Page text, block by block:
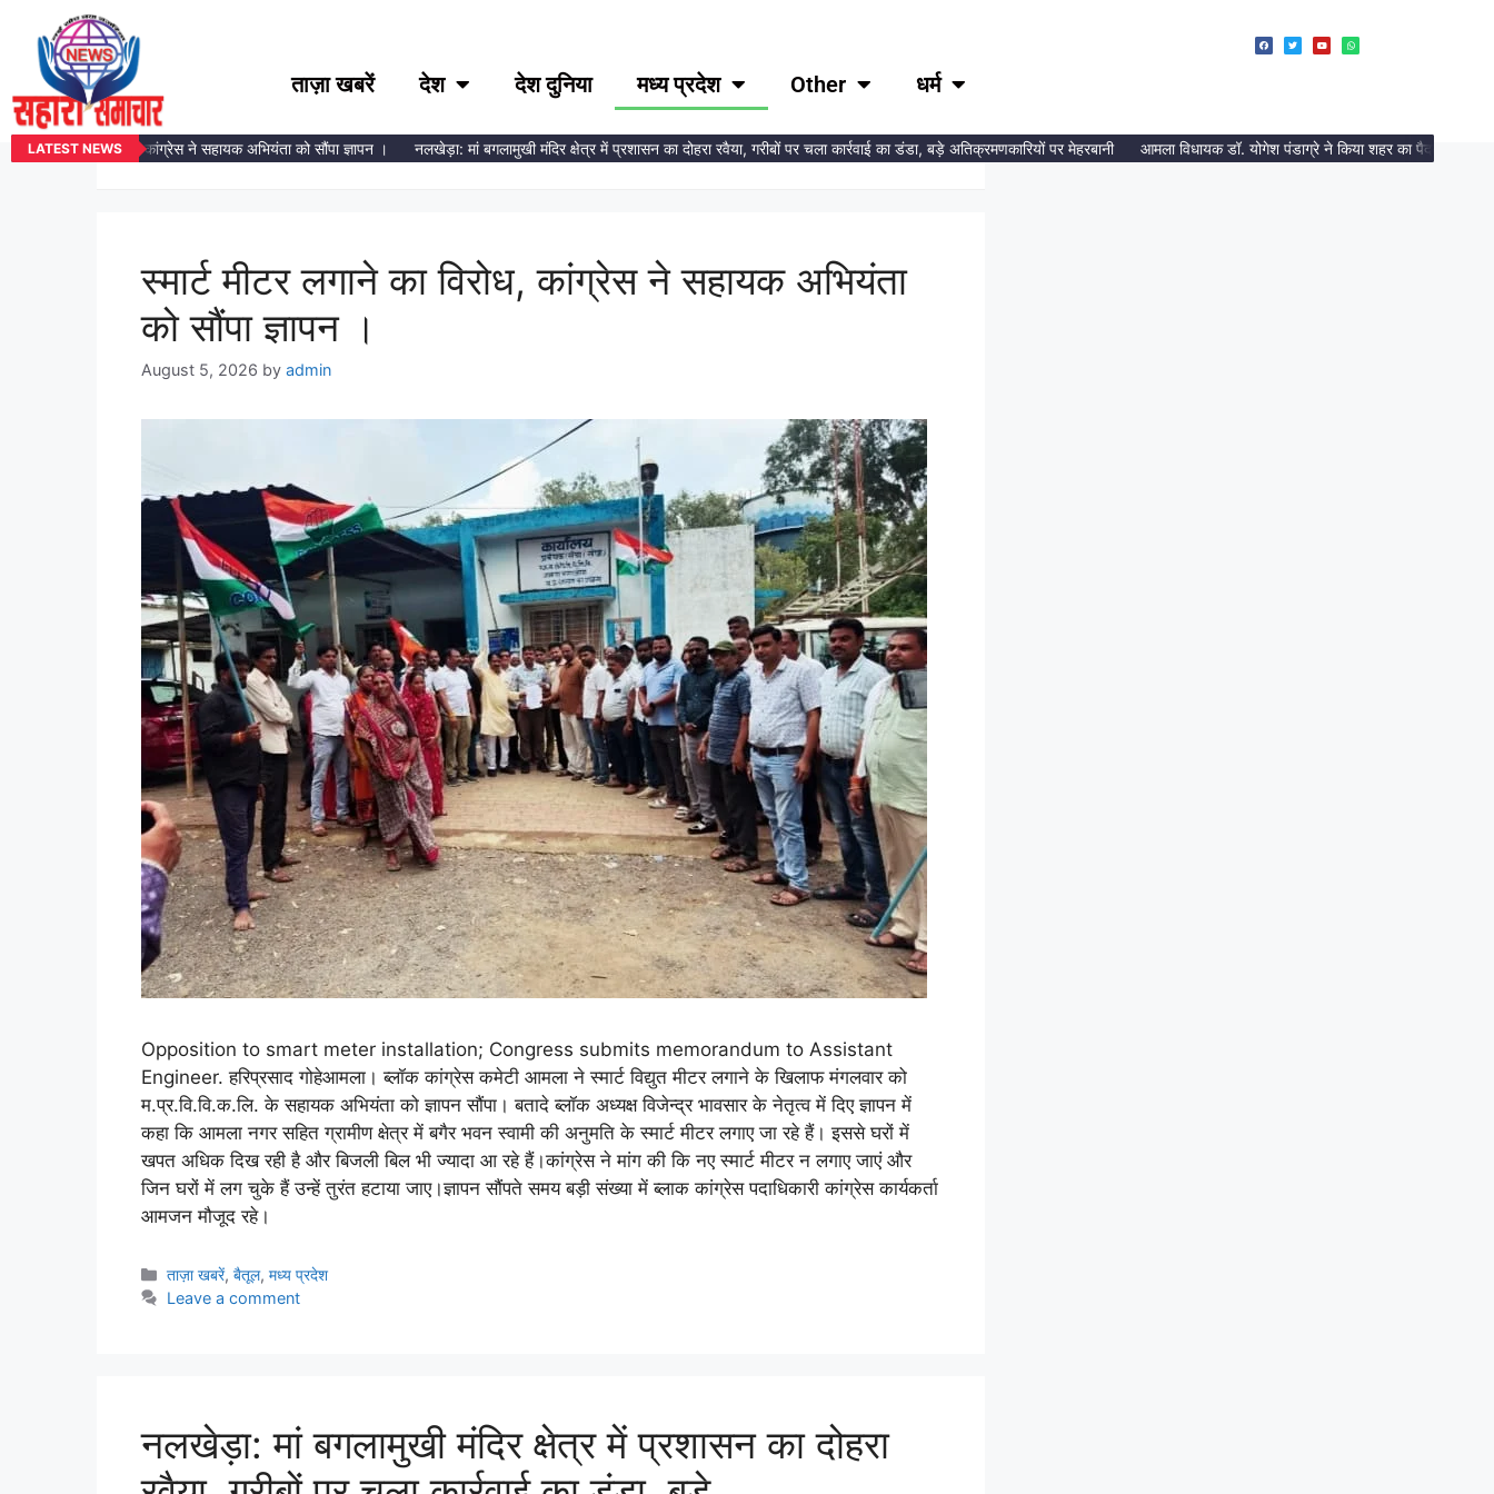
ताज़ा खबरें देश देश दुनिया मध्य प्रदेश Other धर्म
LATEST NEWS
लगाने का विरोध, कांग्रेस ने सहायक अभियंता को सौंपा ज्ञापन । नलखेड़ा: मां बगलामुखी मंदिर क्षेत्र में प्रशासन का दोहरा रवैया, गरीबों पर चला कार्रवाई का डंडा, बड़े अतिक्रमणकारियों पर मेहरबानी आमला विधायक डॉ. योगेश पंडाग्रे ने किया शहर का पैदल भ्रमण, निर्माण
मध्य प्रदेश
स्मार्ट मीटर लगाने का विरोध, कांग्रेस ने सहायक अभियंता
को सौंपा ज्ञापन ।
August 5, 2026 by admin
Opposition to smart meter installation; Congress submits memorandum to Assistant
Engineer. हरिप्रसाद गोहेआमला। ब्लॉक कांग्रेस कमेटी आमला ने स्मार्ट विद्युत मीटर लगाने के खिलाफ मंगलवार को
म.प्र.वि.वि.क.लि. के सहायक अभियंता को ज्ञापन सौंपा। बतादे ब्लॉक अध्यक्ष विजेन्द्र भावसार के नेतृत्व में दिए ज्ञापन में
कहा कि आमला नगर सहित ग्रामीण क्षेत्र में बगैर भवन स्वामी की अनुमति के स्मार्ट मीटर लगाए जा रहे हैं। इससे घरों में
खपत अधिक दिख रही है और बिजली बिल भी ज्यादा आ रहे हैं।कांग्रेस ने मांग की कि नए स्मार्ट मीटर न लगाए जाएं और
जिन घरों में लग चुके हैं उन्हें तुरंत हटाया जाए।ज्ञापन सौंपते समय बड़ी संख्या में ब्लाक कांग्रेस पदाधिकारी कांग्रेस कार्यकर्ता
आमजन मौजूद रहे।
ताज़ा खबरें,बैतूल,मध्य प्रदेश
Leave a comment
नलखेड़ा: मां बगलामुखी मंदिर क्षेत्र में प्रशासन का दोहरा